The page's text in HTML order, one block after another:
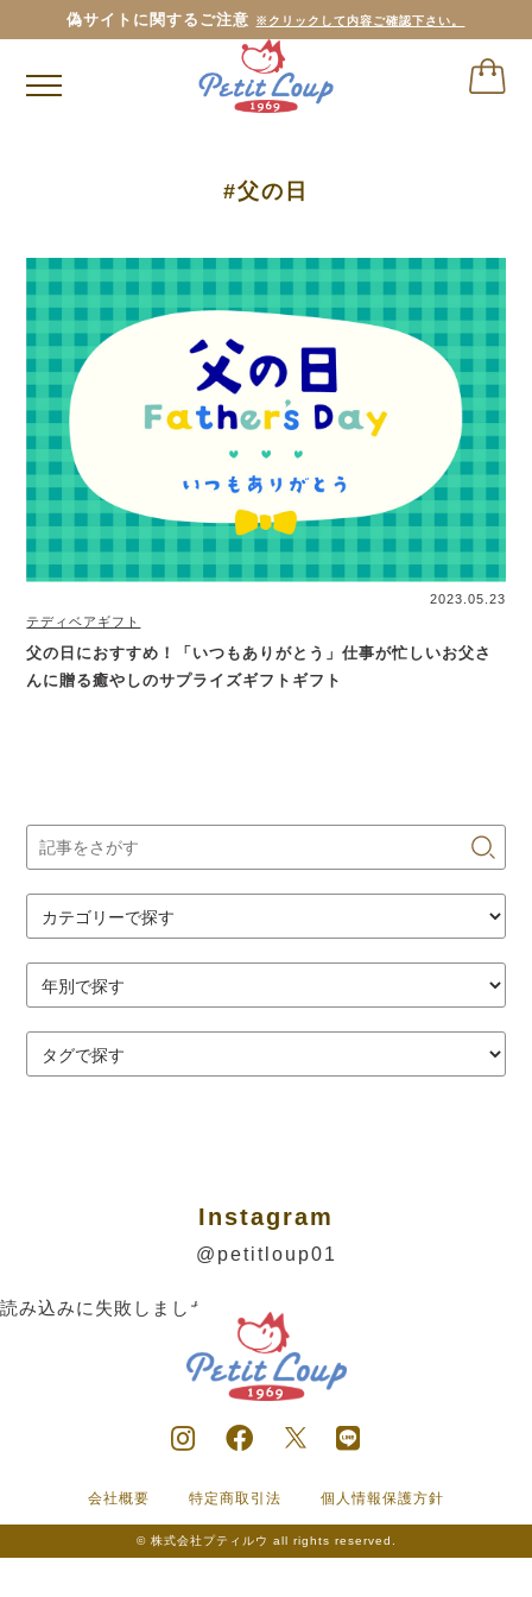
偽サイトに関するご注意 ※クリックして内容ご確認下さい。
#父の日
2023.05.23
テディベアギフト
父の日におすすめ！「いつもありがとう」仕事が忙しいお父さ
んに贈る癒やしのサプライズギフトギフト
Instagram
@petitloup01
読み込みに失敗しました。
会社概要 特定商取引法 個人情報保護方針
© 株式会社プティルウ all rights reserved.